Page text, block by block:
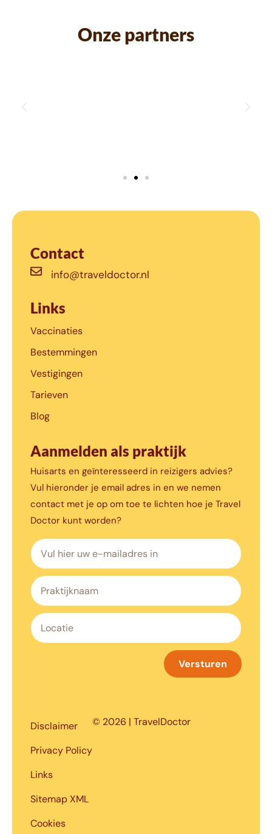
Onze partners
Contact
info@traveldoctor.nl
Links
Vaccinaties
Bestemmingen
Vestigingen
Tarieven
Blog
Aanmelden als praktijk
Huisarts en geïnteresseerd in reizigers advies?
Vul hieronder je email adres in en we nemen
contact met je op om toe te lichten hoe je Travel
Doctor kunt worden?
Versturen
Disclaimer
Privacy Policy
Links
Sitemap XML
Cookies
© 2026 | TravelDoctor